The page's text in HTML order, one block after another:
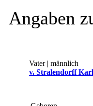
Angaben
Vater | männlich
v. Stralendorff